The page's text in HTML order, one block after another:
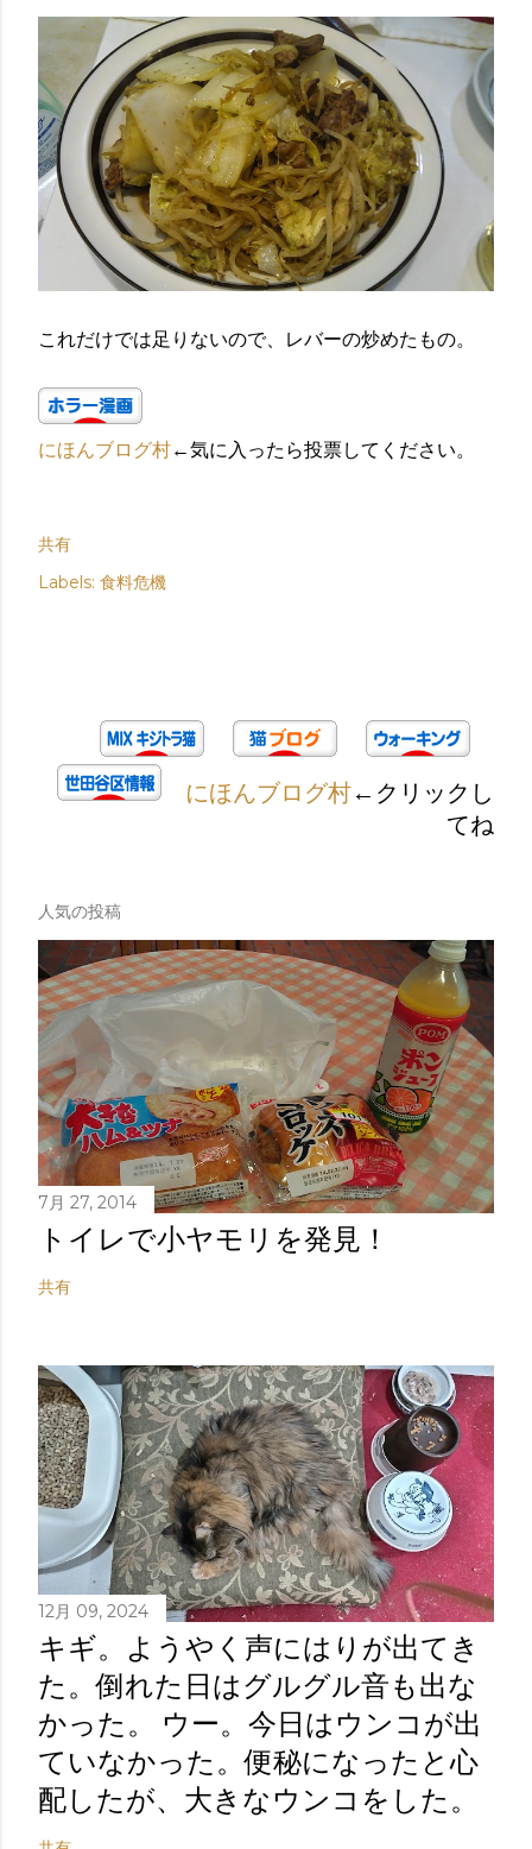
これだけでは足りないので、レバーの炒めたもの。
にほんブログ村←気に入ったら投票してください。
共有
Labels: 食料危機
にほんブログ村←クリックし
てね
人気の投稿
7月 27, 2014
トイレで小ヤモリを発見！
共有
12月 09, 2024
キギ。ようやく声にはりが出てき
た。倒れた日はグルグル音も出な
かった。 ウー。今日はウンコが出
ていなかった。便秘になったと心
配したが、大きなウンコをした。